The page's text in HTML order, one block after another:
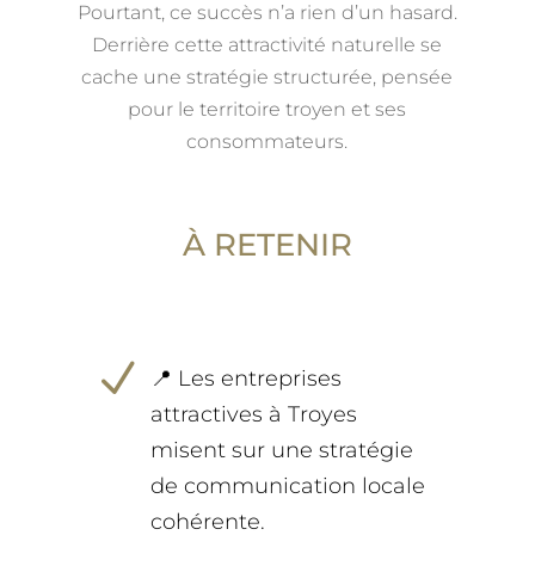
Pourtant, ce succès n’a rien d’un hasard.
Derrière cette attractivité naturelle se
cache une stratégie structurée, pensée
pour le territoire troyen et ses
consommateurs.
À RETENIR
N
📍 Les entreprises
attractives à Troyes
misent sur une stratégie
de communication locale
cohérente.